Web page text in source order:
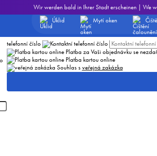
Wir werden bald in Ihrer Stadt erscheinen | We
Úklid Mytí oken
Zadejte e-mailovou adresu, na kterou chcete certifikát
Telefonní číslo, kam poslat
E-
telefonní číslo
Platba za Vaši objednávku se
Platba kartou online
Souhlas s veřejná zakázka